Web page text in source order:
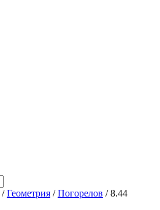
/ Геометрия / Погорелов / 8.44